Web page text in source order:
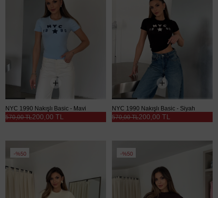
NYC 1990 Nakışlı Basic - Mavi
200,00 TL
570,00 TL
NYC 1990 Nakışlı Basic - Siyah
200,00 TL
570,00 TL
%50 %50